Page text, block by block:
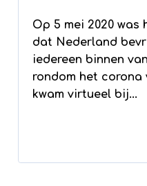
Op 5 mei 2020 was
dat Nederland
iedereen binnen
rondom het corona
kwam virtueel bij...